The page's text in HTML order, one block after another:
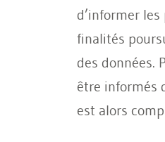
d’informer
finalités
des données.
être informés
est alors